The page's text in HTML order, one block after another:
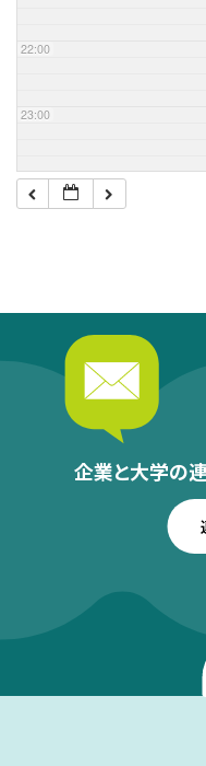
22:00
23:00
企業と大学の連